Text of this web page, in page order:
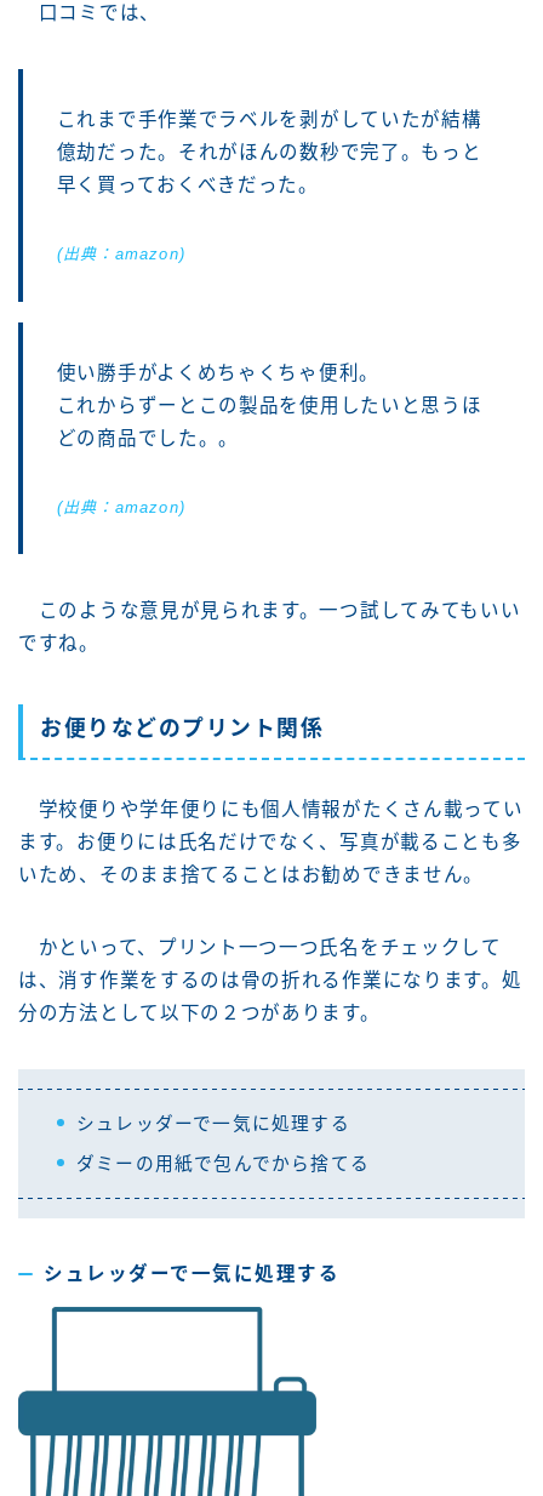
口コミでは、
これまで手作業でラベルを剥がしていたが結構
億劫だった。それがほんの数秒で完了。もっと
早く買っておくべきだった。
(出典：amazon)
使い勝手がよくめちゃくちゃ便利。
これからずーとこの製品を使用したいと思うほ
どの商品でした。。
(出典：amazon)
このような意見が見られます。一つ試してみてもいい
ですね。
お便りなどのプリント関係
学校便りや学年便りにも個人情報がたくさん載ってい
ます。お便りには氏名だけでなく、写真が載ることも多
いため、そのまま捨てることはお勧めできません。
かといって、プリント一つ一つ氏名をチェックして
は、消す作業をするのは骨の折れる作業になります。処
分の方法として以下の２つがあります。
シュレッダーで一気に処理する
ダミーの用紙で包んでから捨てる
シュレッダーで一気に処理する